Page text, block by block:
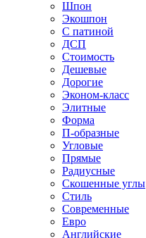
Шпон
Экошпон
С патиной
ДСП
Стоимость
Дешевые
Дорогие
Эконом-класс
Элитные
Форма
П-образные
Угловые
Прямые
Радиусные
Скошенные углы
Стиль
Современные
Евро
Английские